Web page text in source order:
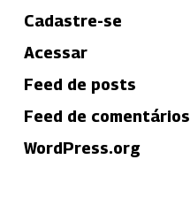
Cadastre-se
Acessar
Feed de posts
Feed de comentários
WordPress.org